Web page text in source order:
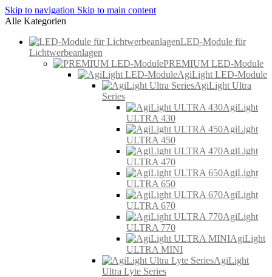
Skip to navigation Skip to main content
Alle Kategorien
LED-Module für
Lichtwerbeanlagen
PREMIUM LED-Module
AgiLight LED-Module
AgiLight Ultra
Series
AgiLight
ULTRA 430
AgiLight
ULTRA 450
AgiLight
ULTRA 470
AgiLight
ULTRA 650
AgiLight
ULTRA 670
AgiLight
ULTRA 770
AgiLight
ULTRA MINI
AgiLight
Ultra Lyte Series